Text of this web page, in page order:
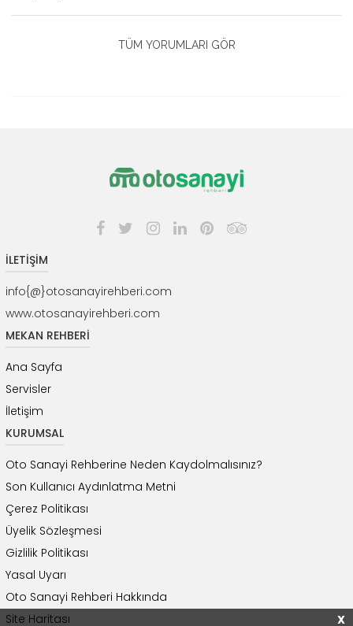
TÜM YORUMLARI GÖR
X
İLETİŞİM
info{@}otosanayirehberi.com
www.otosanayirehberi.com
MEKAN REHBERİ
Ana Sayfa
Servisler
İletişim
KURUMSAL
Oto Sanayi Rehberine Neden Kaydolmalısınız?
Son Kullanıcı Aydınlatma Metni
Çerez Politikası
Üyelik Sözleşmesi
Gizlilik Politikası
Yasal Uyarı
Oto Sanayi Rehberi Hakkında
Site Haritası